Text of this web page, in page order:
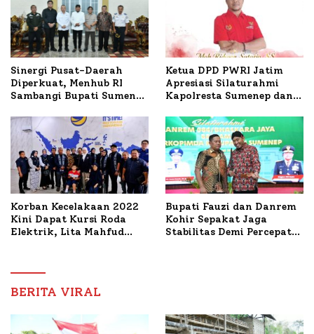
Sinergi Pusat-Daerah
Diperkuat, Menhub RI
Sambangi Bupati Sumenep
Mutiara Sentosa II
Ketua DPD PWRI Jatim
Apresiasi Silaturahmi
Kapolresta Sumenep dan
Ideal Polri-Pers
Korban Kecelakaan 2022
Kini Dapat Kursi Roda
Elektrik, Lita Mahfud
Nabil
Bupati Fauzi dan Danrem
Kohir Sepakat Jaga
Stabilitas Demi Percepat
BERITA VIRAL